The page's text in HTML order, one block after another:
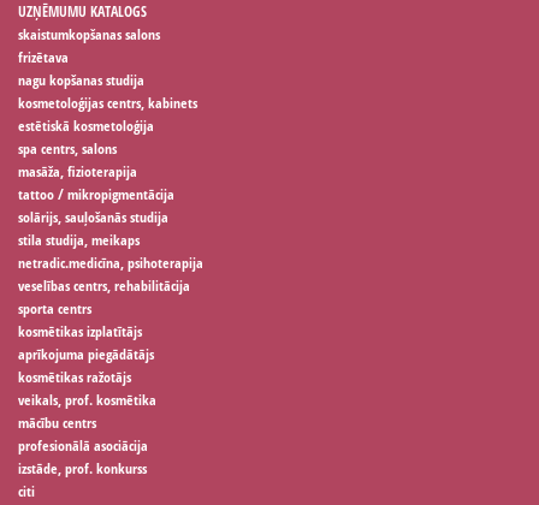
UZŅĒMUMU KATALOGS
skaistumkopšanas salons
frizētava
nagu kopšanas studija
kosmetoloģijas centrs, kabinets
estētiskā kosmetoloģija
spa centrs, salons
masāža, fizioterapija
tattoo / mikropigmentācija
solārijs, sauļošanās studija
stila studija, meikaps
netradic.medicīna, psihoterapija
veselības centrs, rehabilitācija
sporta centrs
kosmētikas izplatītājs
aprīkojuma piegādātājs
kosmētikas ražotājs
veikals, prof. kosmētika
mācību centrs
profesionālā asociācija
izstāde, prof. konkurss
citi